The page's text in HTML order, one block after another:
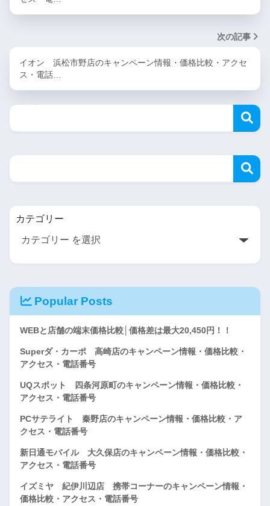
次の記事
イオン 浜松市野店のキャンペーン情報・価格比較・アクセ
ス・電話…
カテゴリー
Popular Posts
WEBと店舗の端末価格比較│価格差は最大20,450円！！
Superダ・カーポ 高崎店のキャンペーン情報・価格比較・
アクセス・電話番号
UQスポット 四条河原町のキャンペーン情報・価格比較・
アクセス・電話番号
PCサテライト 秦野店のキャンペーン情報・価格比較・ア
クセス・電話番号
新日通モバイル 大久保店のキャンペーン情報・価格比較・
アクセス・電話番号
イズミヤ 紀伊川辺店 携帯コーナーのキャンペーン情報・
価格比較・アクセス・電話番号